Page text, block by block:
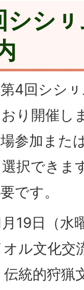
シ
4回シシ
り開催し
参加また
択できま
です。
19日（水
ル文化交
統的狩猟